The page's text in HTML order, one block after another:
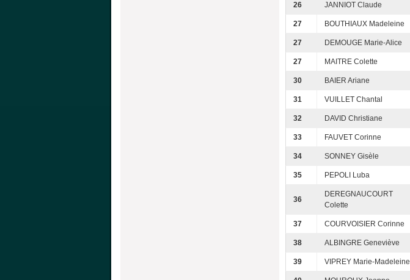
26 JANNIOT Claude
27 BOUTHIAUX Madeleine
27 DEMOUGE Marie-Alice
27 MAITRE Colette
30 BAIER Ariane
31 VUILLET Chantal
32 DAVID Christiane
33 FAUVET Corinne
34 SONNEY Gisèle
35 PEPOLI Luba
36
DEREGNAUCOURT
Colette
37 COURVOISIER Corinne
38 ALBINGRE Geneviève
39 VIPREY Marie-Madeleine